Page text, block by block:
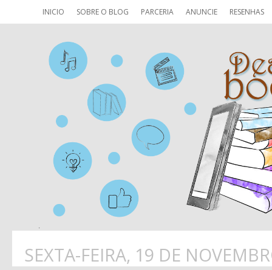
INICIO SOBRE O BLOG PARCERIA ANUNCIE RESENHAS
SEXTA-FEIRA, 19 DE